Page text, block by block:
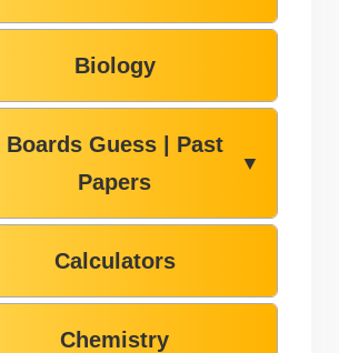
Biology
Boards Guess | Past
Papers
▼
Calculators
Chemistry